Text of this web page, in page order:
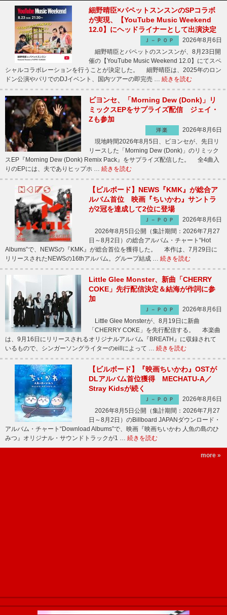
細野晴臣×パペットスンスンのSPコラボ
が実現、【YouTube Music Weekend
12.0】にヘッドライナーとして出演決定
Ｊ－ＰＯＰ
2026年8月6日
細野晴臣とパペットのスンスンが、8月23日開
催の【YouTube Music Weekend 12.0】にてスペ
シャルコラボレーションを行うことが決定した。 細野晴臣は、2025年のロン
ドン公演やパリでのDJイベント、国内ツアーの即完売 … 続きを読む
ビヨンセ、「Morning Dew (Donk)」リ
ミックスEPをサプライズ配信 ジェイ・
Zも参加
洋楽
2026年8月6日
現地時間2026年8月5日、ビヨンセが、先日リ
リースした「Morning Dew (Donk)」のリミック
スEP『Morning Dew (Donk) Remix Pack』をサプライズ配信した。 全4曲入
りのEPには、夫でありヒップホ … 続きを読む
【ビルボード】NEWS『KMK』が総合ア
ルバム首位 映画『ちいかわ』サントラ
が2冠を達成して2位に登場
Ｊ－ＰＯＰ
2026年8月6日
2026年8月5日公開（集計期間：2026年7月27
日～8月2日）の総合アルバム・チャート“Hot
Albums”で、NEWSの『KMK』が総合首位を獲得した。 本作は、7月29日に
リリースされたNEWSの16thアルバム。グループ結成 … 続きを読む
Little Glee Monster、新曲「CHERRY
COKE」先行配信決定＆結海が作詞に参
加
Ｊ－ＰＯＰ
2026年8月6日
Little Glee Monsterが、8月19日に新曲
「CHERRY COKE」を先行配信する。 本楽曲
は、9月16日にリリースされるオリジナルアルバム『BREATH』に収録されて
いるもので、シンガーソングライターのeillによって … 続きを読む
【ビルボード】『映画ちいかわ』OSTが
DLアルバム首位獲得 MECHATU-A／
Stray Kidsが続く
Ｊ－ＰＯＰ
2026年8月6日
2026年8月5日公開（集計期間：2026年7月27
日～8月2日）のBillboard JAPANダウンロード・
アルバム・チャート“Download Albums”で、映画『映画ちいかわ 人魚の島のひ
みつ』オリジナル・サウンドトラックが1 … 続きを読む
more »